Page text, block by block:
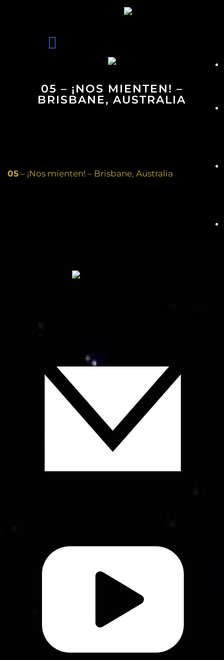
05 – ¡NOS MIENTEN! –
BRISBANE, AUSTRALIA
05 – ¡Nos mienten! – Brisbane, Australia